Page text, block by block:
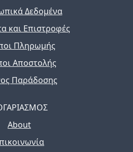
Δεδομένα
και Επιστροφές
Πληρωμής
Αποστολής
Παράδοσης
About